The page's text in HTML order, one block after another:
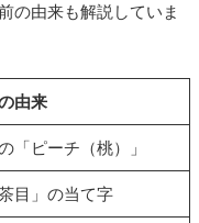
の由来も解説していま
由来
「ピーチ（桃）」
茶目」の当て字